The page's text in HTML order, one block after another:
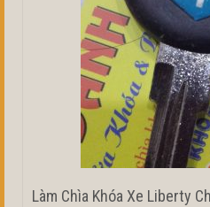
Làm Chìa Khóa Xe Liberty